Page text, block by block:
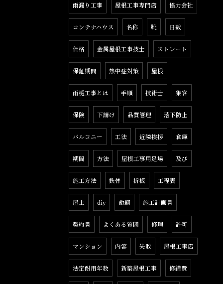
雨漏り工事 屋根工事専門店 協力会社
コンテナハウス 名称 靴 日数
価格 金属屋根工事技士 ストレート
保証期間 熱中症対策 屋根
雨樋工事とは 手順 技術士 集客
保険 下請け 品質管理 落下防止
バルコニー 工法 近隣挨拶 倉庫
期間 方法 屋根工事用足場 及び
施工方法 鉄骨 折板 工程表
屋上 diy 命綱 施工計画書
契約書 よくある質問 修理 許可
マンション 内容 失敗 屋根工事店
法定耐用年数 新築屋根工事 修繕費